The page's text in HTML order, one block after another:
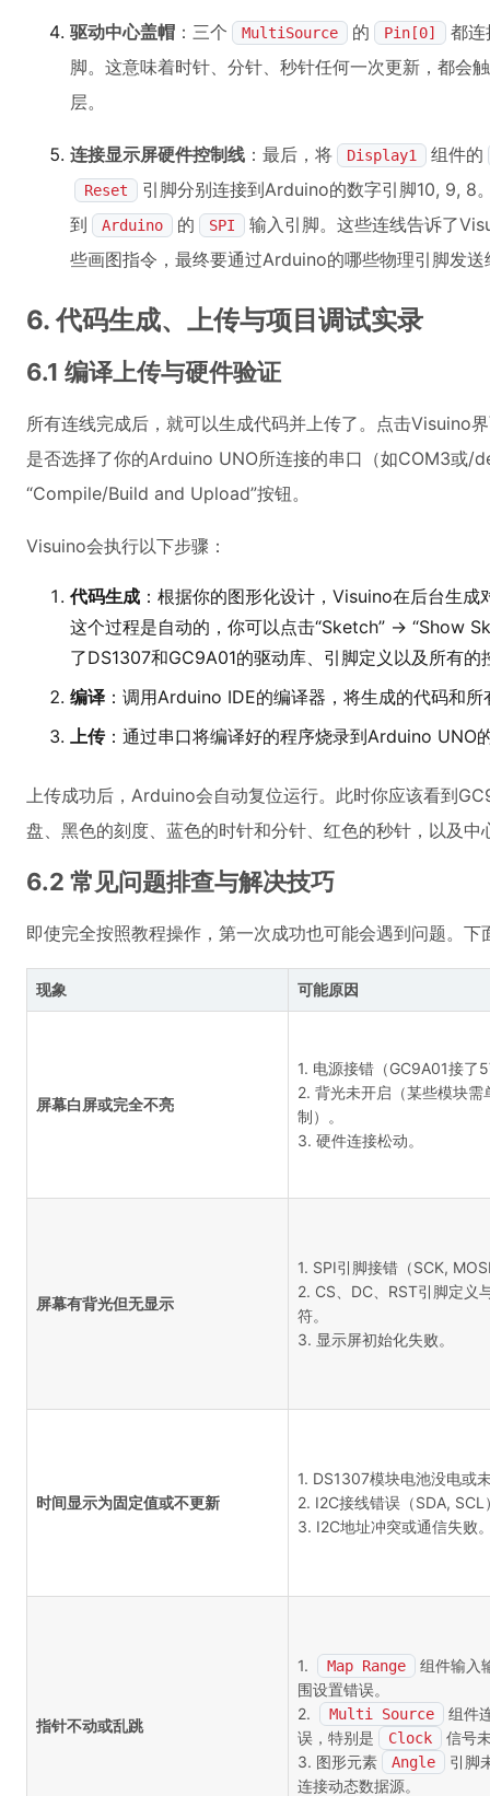
驱动中心盖帽 ：三个 MultiSource 的 Pin[0]
都连
脚。这意味着时针、分针、秒针任何一次更新，都会
层。
连接显示屏硬件控制线 ：最后，将 Display1 组件的
Reset
引脚分别连接到Arduino的数字引脚10, 9, 8
到
Arduino 的 SPI
输入引脚。这些连线告诉了
些画图指令，最终要通过Arduino的哪些物理引脚发
6. 代码生成、上传与项目调试实录
6.1 编译上传与硬件验证
所有连线完成后，就可以生成代码并上传了。点击Visuino
是否选择了你的Arduino UNO所连接的串口（如COM3或/
“Compile/Build and Upload”按钮。
Visuino会执行以下步骤：
代码生成 ：根据你的图形化设计，Visuino在后台生
这个过程是自动的，你可以点击“Sketch” -> “Show
了DS1307和GC9A01的驱动库、引脚定义以及所有
编译 ：调用Arduino IDE的编译器，将生成的代码和
上传：通过串口将编译好的程序烧录到Arduino UNO
上传成功后，Arduino会自动复位运行。此时你应该看到
盘、黑色的刻度、蓝色的时针和分针、红色的秒针，以及
6.2 常见问题排查与解决技巧
即使完全按照教程操作，第一次成功也可能会遇到问题。
现象 可能原因
屏幕白屏或完全不亮
1. 电源接错（GC9A01接了
2. 背光未开启（某些模块需
制）。
3. 硬件连接松动。
屏幕有背光但无显示
1. SPI引脚接错（SCK,
2. CS、DC、RST引脚定义
符。
3. 显示屏初始化失败。
时间显示为固定值或不更新
1. DS1307模块电池没电或
2. I2C接线错误（SDA, SCL
3. I2C地址冲突或通信失败
指针不动或乱跳
1. Map Range
组件输入
围设置错误。
2.
Multi Source
组件
误，特别是
Clock
信号
3. 图形元素
Angle
引脚
连接动态数据源。